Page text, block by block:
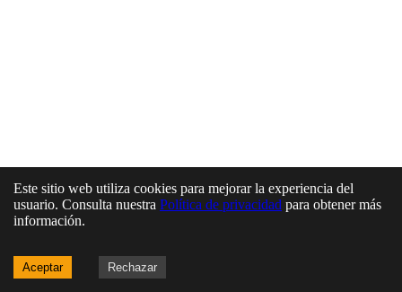
Este sitio web utiliza cookies para mejorar la experiencia del
usuario. Consulta nuestra Política de privacidad para obtener más
información.
Aceptar Rechazar